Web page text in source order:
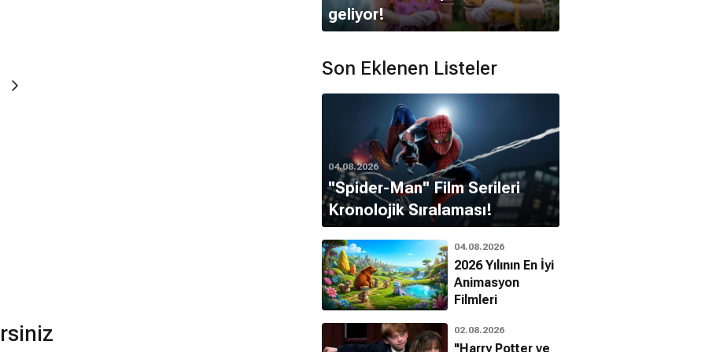
filmi var mı?
filmi hiç Oscar kazanamamıştır.
geliyor!
Son Eklenen Listeler
04.08.2026
''Spider-Man'' Film Serileri
Kronolojik Sıralaması!
04.08.2026
2026 Yılının En İyi
Animasyon
Filmleri
02.08.2026
"Harry Potter ve